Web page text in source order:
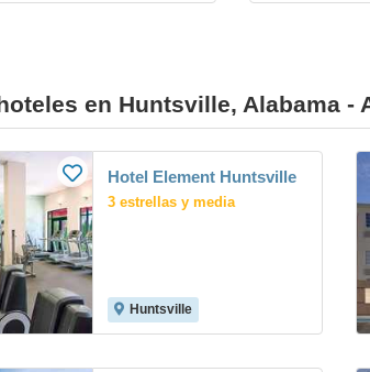
en Huntsville, Alabama -
Hotel Element Huntsville
3 estrellas y media
Huntsville